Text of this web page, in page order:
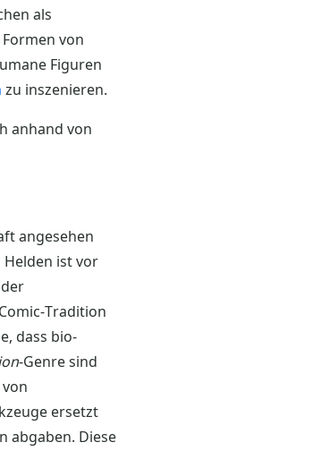
als
von
Figuren
zu inszenieren.
anhand von
angesehen
ist vor
Tradition
dass bio-
-Genre sind
ersetzt
abgaben. Diese